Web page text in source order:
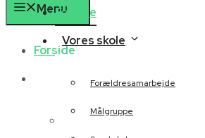
Forside
Vores skole
Forældresamarbejde
Målgruppe
Menu
Forside
Vores skole